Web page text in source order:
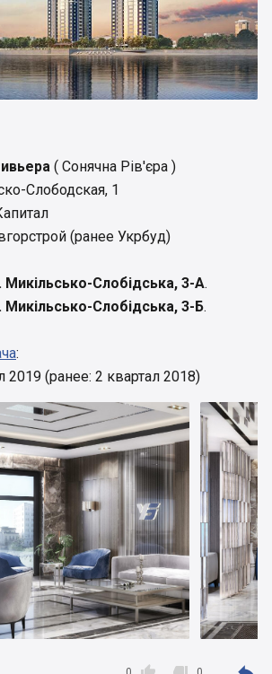
( Сонячна Рів'єра )
Слободская, 1
(ранее Укрбуд)
Микільсько-Слобідська, 3-А.
Микільсько-Слобідська, 3-Б.
:
2019 (ранее: 2 квартал 2018)